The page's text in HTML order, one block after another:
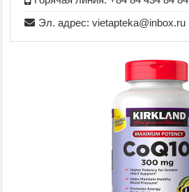
Эл. адрес: vietapteka@inbox.ru